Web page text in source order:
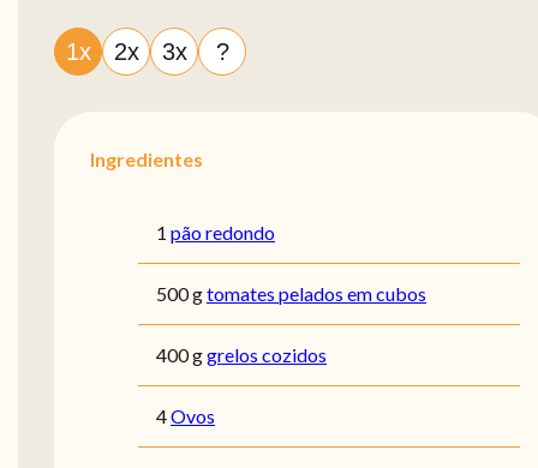
1x 2x 3x ?
Ingredientes
1 pão redondo
500 gtomates pelados em cubos
400 ggrelos cozidos
4Ovos